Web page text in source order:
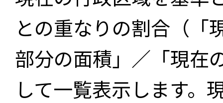
との重なりの割合（「
部分の面積」／「現在
して一覧表示します。